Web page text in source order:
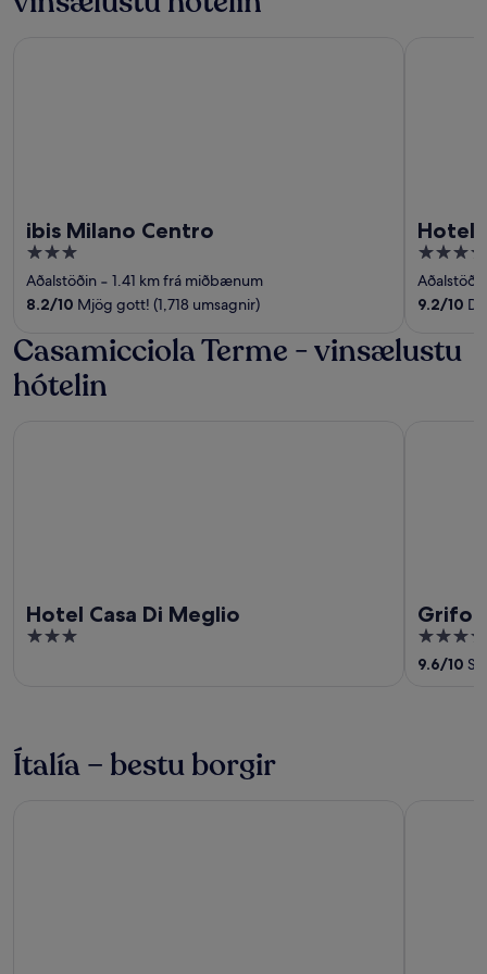
ibis Milano Centro
3
out
of
Aðalstöðin ‐ 1.41 km frá miðbænum
8.2/10 Mjög gott! (1,718 umsagnir)
Hotel
4
out
of
Aðalstöðin
9.2/10
Casamicciola Terme - vinsælustu
hótelin
Hotel Casa Di Meglio
3
Grifo
4
out
9.6/10
Ítalía – bestu borgir